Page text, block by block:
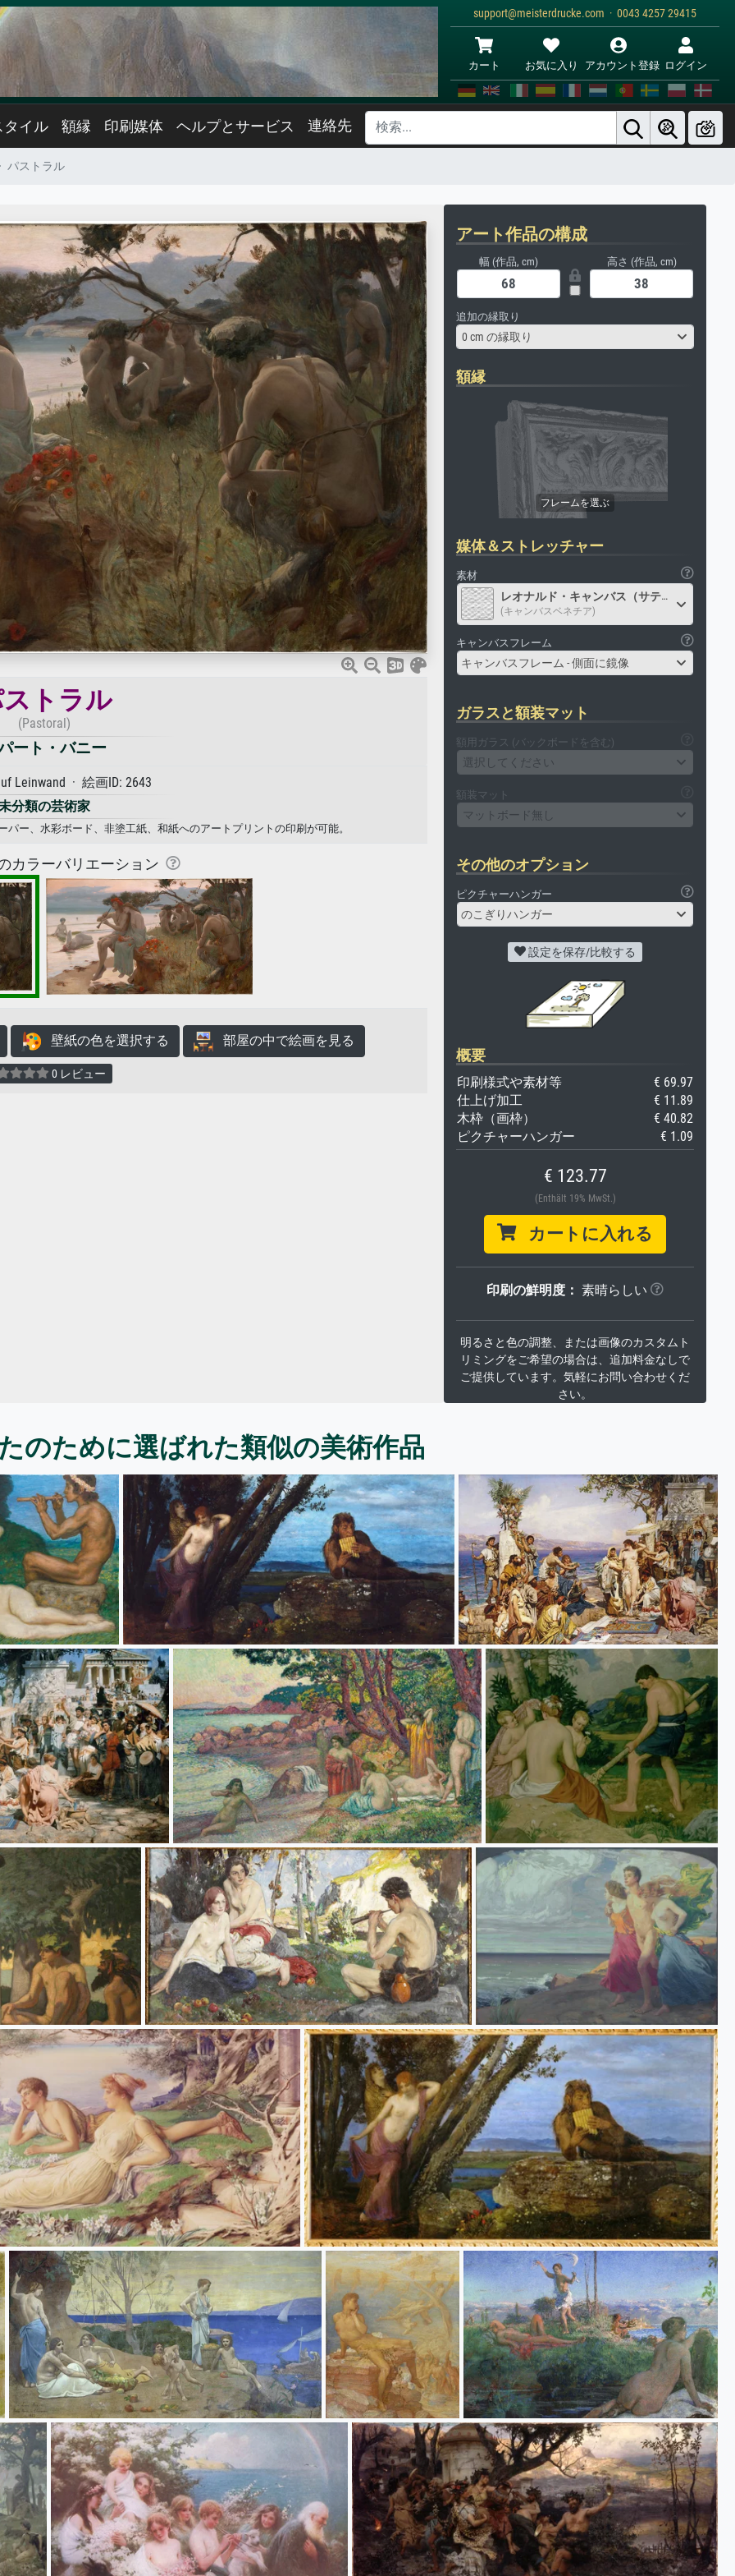
support@meisterdrucke.com · 0043 4257 29415
カート お気に入り アカウント登録 ログイン
タイル 額縁 印刷媒体 ヘルプとサービス 連絡先
パストラル
トラル
(Pastoral)
ート・バニー
Leinwand · 絵画ID: 2643
分類の芸術家
ー、水彩ボード、非塗工紙、和紙へのアートプリントの印刷が可能。
カラーバリエーション
壁紙の色を選択する 部屋の中で絵画を見る
0 レビュー
アート作品の構成
幅 (作品, cm) 高さ (作品, cm)
追加の縁取り
0 cm の縁取り
額縁
媒体＆ストレッチャー
素材
レオナルド・キャンバス（サテン）
(キャンバスベネチア)
キャンバスフレーム
キャンバスフレーム - 側面に鏡像
ガラスと額装マット
額用ガラス (バックボードを含む)
選択してください
額装マット
マットボード無し
その他のオプション
ピクチャーハンガー
のこぎりハンガー
設定を保存/比較する
概要
印刷様式や素材等
€ 69.97
仕上げ加工
€ 11.89
木枠（画枠）
€ 40.82
ピクチャーハンガー
€ 1.09
€ 123.77
(Enthält 19% MwSt.)
カートに入れる
印刷の鮮明度： 素晴らしい
明るさと色の調整、または画像のカスタムト
リミングをご希望の場合は、追加料金なしで
ご提供しています。気軽にお問い合わせくだ
さい。
のために選ばれた類似の美術作品